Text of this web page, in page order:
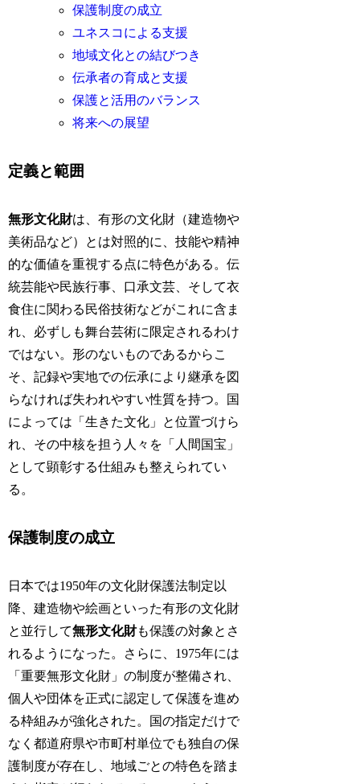
保護制度の成立
ユネスコによる支援
地域文化との結びつき
伝承者の育成と支援
保護と活用のバランス
将来への展望
定義と範囲
無形文化財は、有形の文化財（建造物や
美術品など）とは対照的に、技能や精神
的な価値を重視する点に特色がある。伝
統芸能や民族行事、口承文芸、そして衣
食住に関わる民俗技術などがこれに含ま
れ、必ずしも舞台芸術に限定されるわけ
ではない。形のないものであるからこ
そ、記録や実地での伝承により継承を図
らなければ失われやすい性質を持つ。国
によっては「生きた文化」と位置づけら
れ、その中核を担う人々を「人間国宝」
として顕彰する仕組みも整えられてい
る。
保護制度の成立
日本では1950年の文化財保護法制定以
降、建造物や絵画といった有形の文化財
と並行して無形文化財も保護の対象とさ
れるようになった。さらに、1975年には
「重要無形文化財」の制度が整備され、
個人や団体を正式に認定して保護を進め
る枠組みが強化された。国の指定だけで
なく都道府県や市町村単位でも独自の保
護制度が存在し、地域ごとの特色を踏ま